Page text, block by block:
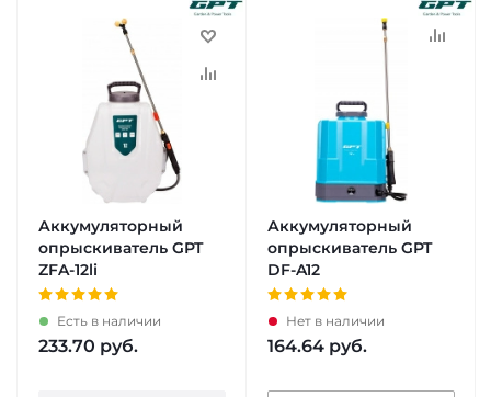
Аккумуляторный
опрыскиватель GPT
ZFA-12li
Есть в наличии
233.70 руб.
Аккумуляторный
опрыскиватель GPT
DF-A12
Нет в наличии
164.64 руб.